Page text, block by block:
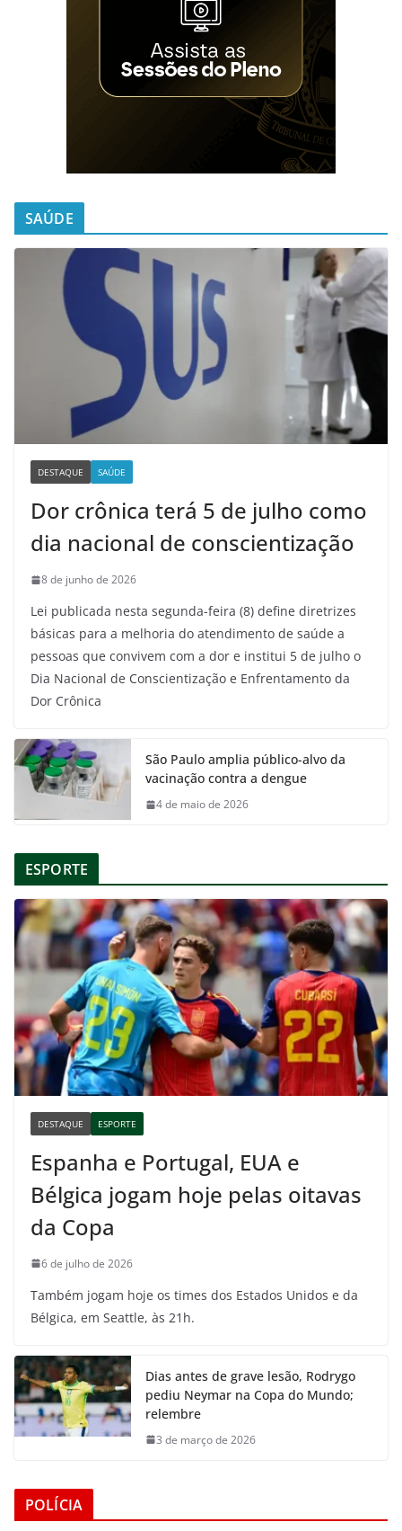
SAÚDE
DESTAQUE SAÚDE
Dor crônica terá 5 de julho como
dia nacional de conscientização
8 de junho de 2026
Lei publicada nesta segunda-feira (8) define diretrizes
básicas para a melhoria do atendimento de saúde a
pessoas que convivem com a dor e institui 5 de julho o
Dia Nacional de Conscientização e Enfrentamento da
Dor Crônica
São Paulo amplia público-alvo da
vacinação contra a dengue
4 de maio de 2026
ESPORTE
DESTAQUE ESPORTE
Espanha e Portugal, EUA e
Bélgica jogam hoje pelas oitavas
da Copa
6 de julho de 2026
Também jogam hoje os times dos Estados Unidos e da
Bélgica, em Seattle, às 21h.
Dias antes de grave lesão, Rodrygo
pediu Neymar na Copa do Mundo;
relembre
3 de março de 2026
POLÍCIA